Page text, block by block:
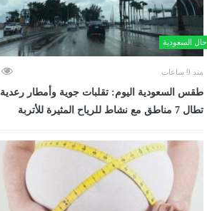
حال السعودية
منذ 9 ساعات
طقس السعودية اليوم: تقلبات جوية وأمطار رعدية
تطال 7 مناطق مع نشاط للرياح المثيرة للأتربة